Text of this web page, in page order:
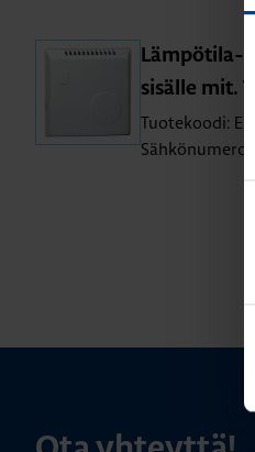
Läm­pö­ti­la-
si­säl­le mit.
Tuotekoodi:
Sähkönumero: